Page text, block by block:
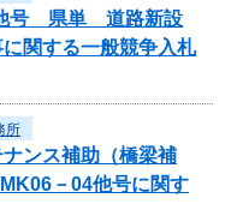
他号 県単 道路新設
関する一般競争入札
所
ンス補助（橋梁補
－04他号に関す